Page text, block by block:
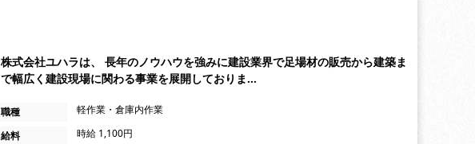
株式会社ユハラは、 長年のノウハウを強みに建設業界で足場材の販売から建築ま
で幅広く建設現場に関わる事業を展開しておりま…
職種
軽作業・倉庫内作業
給料
時給 1,100円